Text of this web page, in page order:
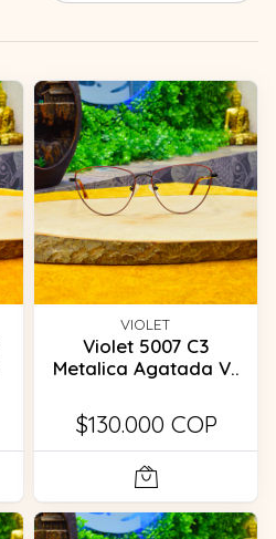
VIOLET
Violet 5007 C3
Metalica Agatada V..
$130.000 COP